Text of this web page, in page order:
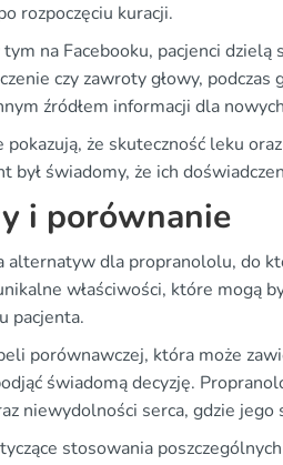
rozpoczęciu kuracji.
na Facebooku, pacjenci
czy zawroty głowy,
źródłem informacji dla
że skuteczność leku
był świadomy, że ich
i porównanie
dla propranololu, do
właściwości, które mogą
pacjenta.
porównawczej, która może
świadomą decyzję.
niewydolności serca, gdzie
stosowania